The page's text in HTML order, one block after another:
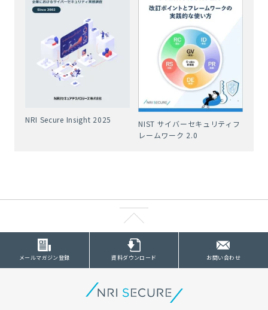
NRI Secure Insight 2025
NIST サイバーセキュリティフ
レームワーク 2.0
メールマガジン登録 資料ダウンロード お問い合わせ